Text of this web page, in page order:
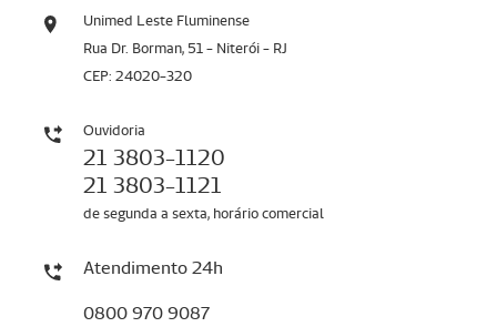
Unimed Leste Fluminense
Rua Dr. Borman, 51 - Niterói - RJ
CEP: 24020-320
Ouvidoria
21 3803-1120
21 3803-1121
de segunda a sexta, horário comercial
Atendimento 24h
0800 970 9087